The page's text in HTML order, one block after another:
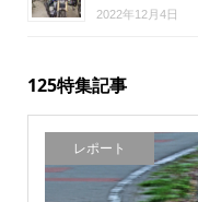
2022年12月4日
125特集記事
レポート